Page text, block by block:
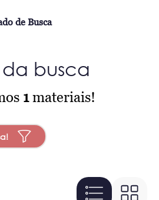
de Busca
da busca
1materiais!